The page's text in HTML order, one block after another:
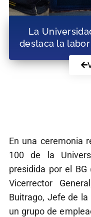
La
destaca la
En una ceremonia
100 de la
presidida por el BG
Vicerrector
Buitrago, Jefe de la
un grupo de